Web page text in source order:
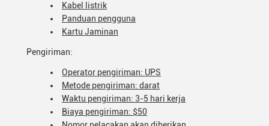
Kabel listrik
Panduan pengguna
Kartu Jaminan
Pengiriman:
Operator pengiriman: UPS
Metode pengiriman: darat
Waktu pengiriman: 3-5 hari kerja
Biaya pengiriman: $50